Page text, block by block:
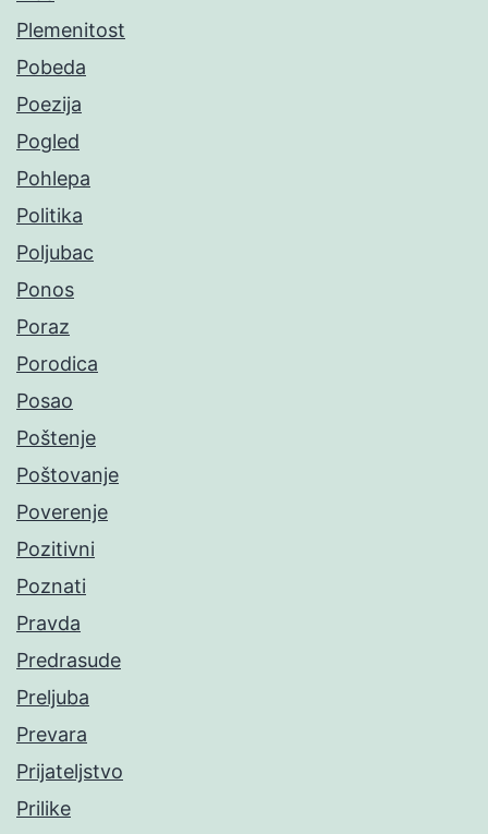
Plemenitost
Pobeda
Poezija
Pogled
Pohlepa
Politika
Poljubac
Ponos
Poraz
Porodica
Posao
Poštenje
Poštovanje
Poverenje
Pozitivni
Poznati
Pravda
Predrasude
Preljuba
Prevara
Prijateljstvo
Prilike